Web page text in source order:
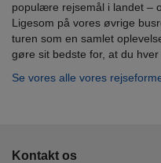
populære rejsemål i landet –
Ligesom på vores øvrige
turen som en samlet
gøre sit bedste for, at du
Se vores alle vores
Kontakt os